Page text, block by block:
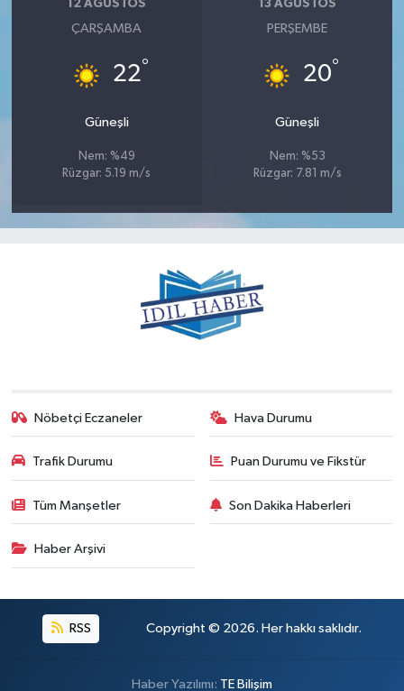
12 AĞUSTOS
ÇARŞAMBA
22°
Güneşli
Nem: %49
Rüzgar: 5.19 m/s
13 AĞUSTOS
PERŞEMBE
20°
Güneşli
Nem: %53
Rüzgar: 7.81 m/s
Nöbetçi Eczaneler Hava Durumu
Trafik Durumu Puan Durumu ve Fikstür
Tüm Manşetler Son Dakika Haberleri
Haber Arşivi
RSS Copyright © 2026. Her hakkı saklıdır.
Haber Yazılımı: TE Bilişim